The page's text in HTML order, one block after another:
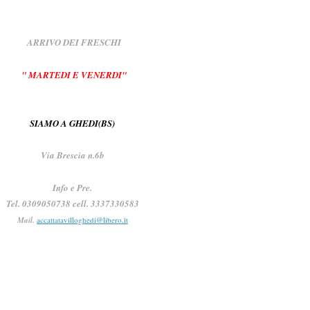
ARRIVO DEI FRESCHI
" MARTEDI E VENERDI"
SIAMO A GHEDI(BS)
Via Brescia n.6b
Info e Pre.
Tel. 0309050738 cell. 3337330583
Mail. accattatavilloghedi@libero.it